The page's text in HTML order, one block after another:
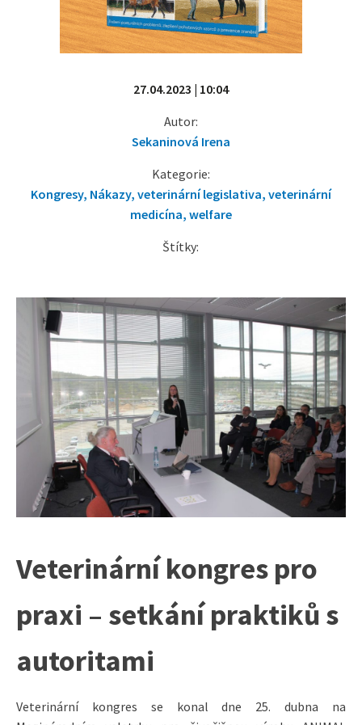
27.04.2023 | 10:04
Autor:
Sekaninová Irena
Kategorie:
Kongresy, Nákazy, veterinární legislativa, veterinární
medicína, welfare
Štítky:
Veterinární kongres pro
praxi – setkání praktiků s
autoritami
Veterinární kongres se konal dne 25. dubna na